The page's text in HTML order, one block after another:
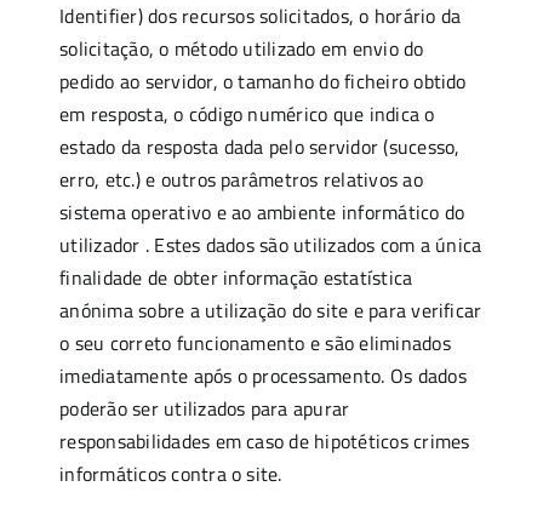
Identifier) ​​dos recursos solicitados, o horário da
solicitação, o método utilizado em envio do
pedido ao servidor, o tamanho do ficheiro obtido
em resposta, o código numérico que indica o
estado da resposta dada pelo servidor (sucesso,
erro, etc.) e outros parâmetros relativos ao
sistema operativo e ao ambiente informático do
utilizador . Estes dados são utilizados com a única
finalidade de obter informação estatística
anónima sobre a utilização do site e para verificar
o seu correto funcionamento e são eliminados
imediatamente após o processamento. Os dados
poderão ser utilizados para apurar
responsabilidades em caso de hipotéticos crimes
informáticos contra o site.